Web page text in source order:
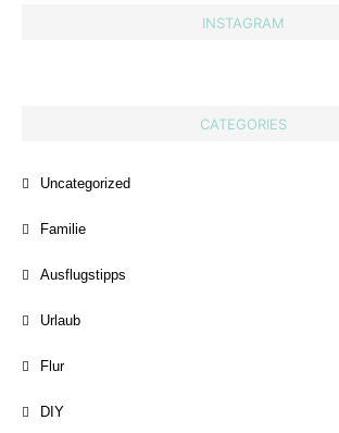
INSTAGRAM
CATEGORIES
Uncategorized
Familie
Ausflugstipps
Urlaub
Flur
DIY